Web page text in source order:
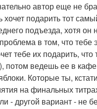
автор еще не
подарить тот
подъезда, хотя он
в том, что тебе
тебе их подарить,
ведешь ее в
Которые ты,
на финальных
- другой вариант - не